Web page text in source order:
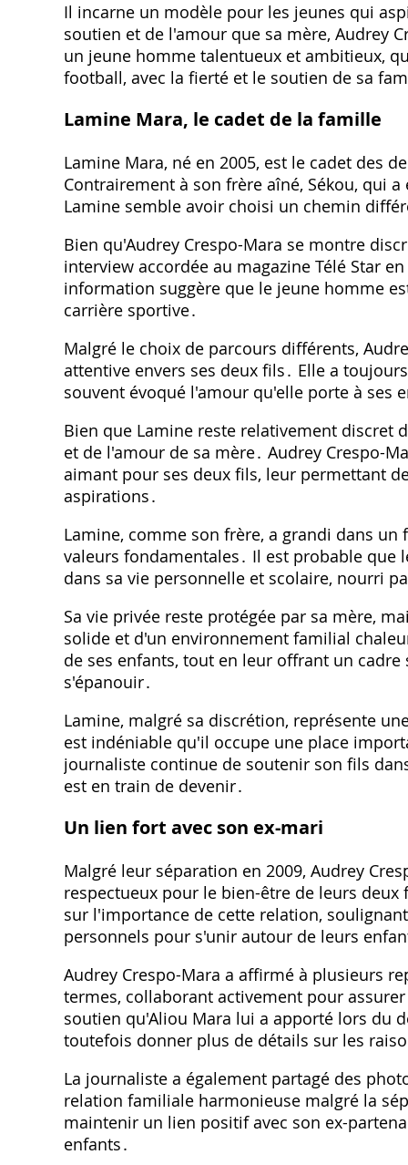
Il incarne un modèle pour les jeunes qui
soutien et de l'amour que sa mère, Audrey
un jeune homme talentueux et ambitieux,
football, avec la fierté et le soutien de sa
Lamine Mara, le cadet de la famille
Lamine Mara, né en 2005, est le cadet des
Contrairement à son frère aîné, Sékou, qui
Lamine semble avoir choisi un chemin
Bien qu'Audrey Crespo-Mara se montre
interview accordée au magazine Télé Star
information suggère que le jeune homme
carrière sportive․
Malgré le choix de parcours différents,
attentive envers ses deux fils․ Elle a
souvent évoqué l'amour qu'elle porte à ses
Bien que Lamine reste relativement discret
et de l'amour de sa mère․ Audrey Crespo-
aimant pour ses deux fils, leur permettant
aspirations․
Lamine, comme son frère, a grandi dans
valeurs fondamentales․ Il est probable que
dans sa vie personnelle et scolaire, nourri
Sa vie privée reste protégée par sa mère,
solide et d'un environnement familial
de ses enfants, tout en leur offrant un
s'épanouir․
Lamine, malgré sa discrétion, représente
est indéniable qu'il occupe une place
journaliste continue de soutenir son fils
est en train de devenir․
Un lien fort avec son ex-mari
Malgré leur séparation en 2009, Audrey
respectueux pour le bien-être de leurs
sur l'importance de cette relation,
personnels pour s'unir autour de leurs
Audrey Crespo-Mara a affirmé à plusieurs
termes, collaborant activement pour
soutien qu'Aliou Mara lui a apporté lors du
toutefois donner plus de détails sur les
La journaliste a également partagé des
relation familiale harmonieuse malgré la
maintenir un lien positif avec son ex-
enfants․